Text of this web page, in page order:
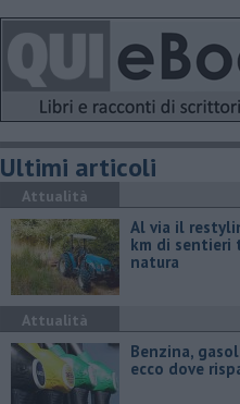
Ultimi articoli
Attualità
Al via il
km di sentieri
natura
Attualità
​Benzina,
ecco dove